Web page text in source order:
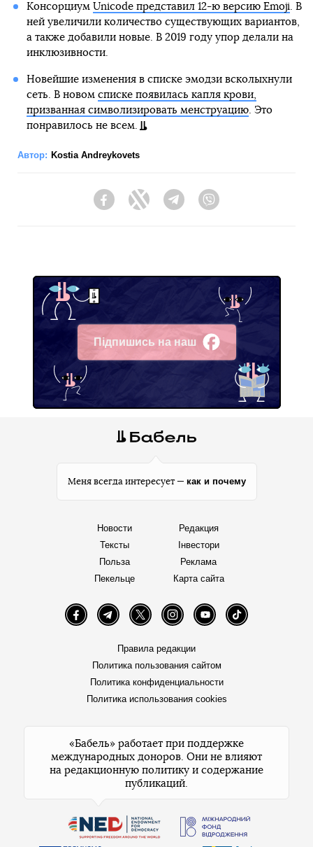
Консорциум Unicode представил 12-ю версию Emoji. В
ней увеличили количество существующих вариантов,
а также добавили новые. В 2019 году упор делали на
инклюзивности.
Новейшие изменения в списке эмодзи всколыхнули
сеть. В новом списке появилась капля крови,
призванная символизировать менструацию. Это
понравилось не всем.
Автор: Kostia Andreykovets
FacebookTwitter Telegram
Підпишись на наш
Facebook
Меня всегда интересует — как и почему
Новости
Тексты
Польза
Пекельце
Редакция
Інвестори
Реклама
Карта сайта
FacebookTelegramTwitter InstagramYouTube TikTok
Правила редакции
Политика пользования сайтом
Политика конфиденциальности
Политика использования cookies
«Бабель» работает при поддержке
международных доноров. Они не влияют
на редакционную политику и содержание
публикаций.